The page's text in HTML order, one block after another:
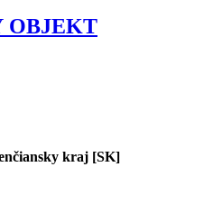
OBJEKT
kraj [SK]